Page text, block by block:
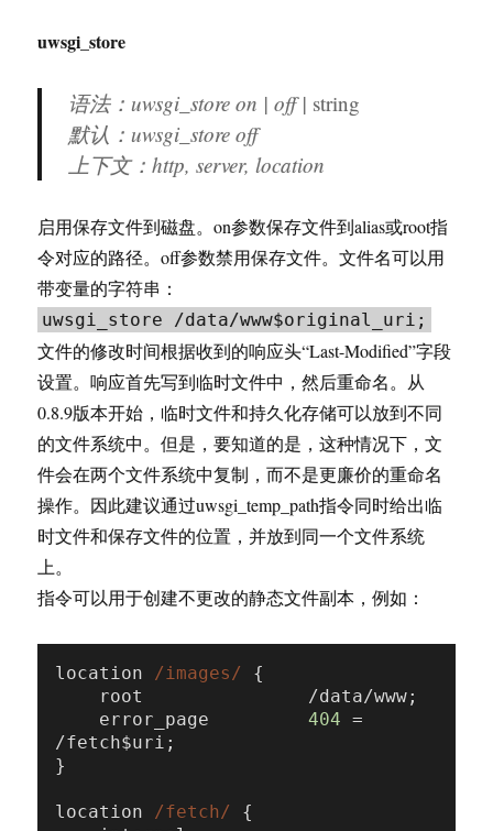
uwsgi_store
语法：uwsgi_store on | off | string
默认：uwsgi_store off
上下文：http, server, location
启用保存文件到磁盘。on参数保存文件到alias或root指
令对应的路径。off参数禁用保存文件。文件名可以用
带变量的字符串：
uwsgi_store /data/www$original_uri;
文件的修改时间根据收到的响应头“Last-Modified”字段
设置。响应首先写到临时文件中，然后重命名。从
0.8.9版本开始，临时文件和持久化存储可以放到不同
的文件系统中。但是，要知道的是，这种情况下，文
件会在两个文件系统中复制，而不是更廉价的重命名
操作。因此建议通过uwsgi_temp_path指令同时给出临
时文件和保存文件的位置，并放到同一个文件系统
上。
指令可以用于创建不更改的静态文件副本，例如：
location /images/ {
    error_page
404 =
/fetch$uri;
}
location /fetch/ {